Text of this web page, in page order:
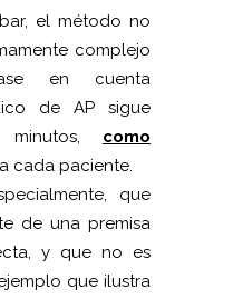
el método no
complejo
en cuenta
de AP sigue
como
cada paciente.
que
de una premisa
y que no es
que ilustra